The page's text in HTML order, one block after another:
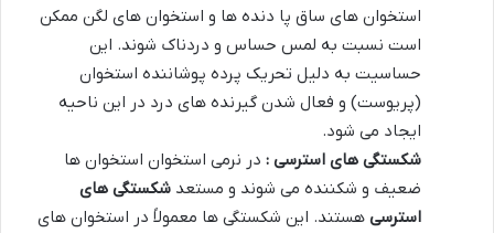
استخوان های ساق پا دنده ها و استخوان های لگن ممکن
است نسبت به لمس حساس و دردناک شوند. این
حساسیت به دلیل تحریک پرده پوشاننده استخوان
(پریوست) و فعال شدن گیرنده های درد در این ناحیه
ایجاد می شود.
شکستگی های استرسی : در نرمی استخوان استخوان ها
ضعیف و شکننده می شوند و مستعد شکستگی های
استرسی هستند. این شکستگی ها معمولاً در استخوان های